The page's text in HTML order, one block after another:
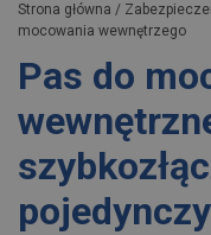
Strona główna /
mocowania wewnętrzego
Pas do